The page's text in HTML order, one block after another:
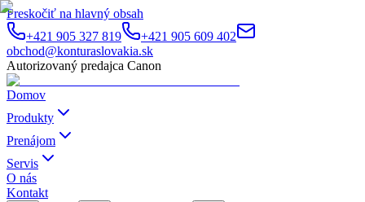
Preskočiť na hlavný obsah
+421 905 327 819
+421 905 609 402
obchod@konturaslovakia.sk
Autorizovaný predajca Canon
Domov
Produkty
Prenájom
Servis
O nás
Kontakt